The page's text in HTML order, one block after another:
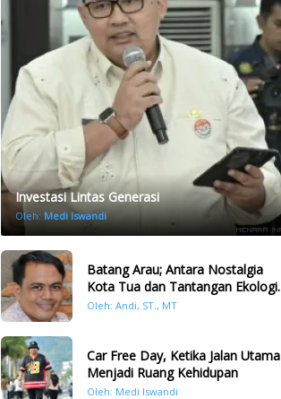
Investasi Lintas Generasi
Oleh: Medi Iswandi
Batang Arau; Antara Nostalgia
Kota Tua dan Tantangan Ekologi
Kawasan
Oleh: Andi, ST., MT
Car Free Day, Ketika Jalan Utama
Menjadi Ruang Kehidupan
Oleh: Medi Iswandi